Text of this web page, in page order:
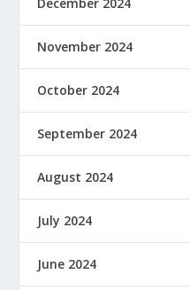
November 2024
October 2024
September 2024
August 2024
July 2024
June 2024